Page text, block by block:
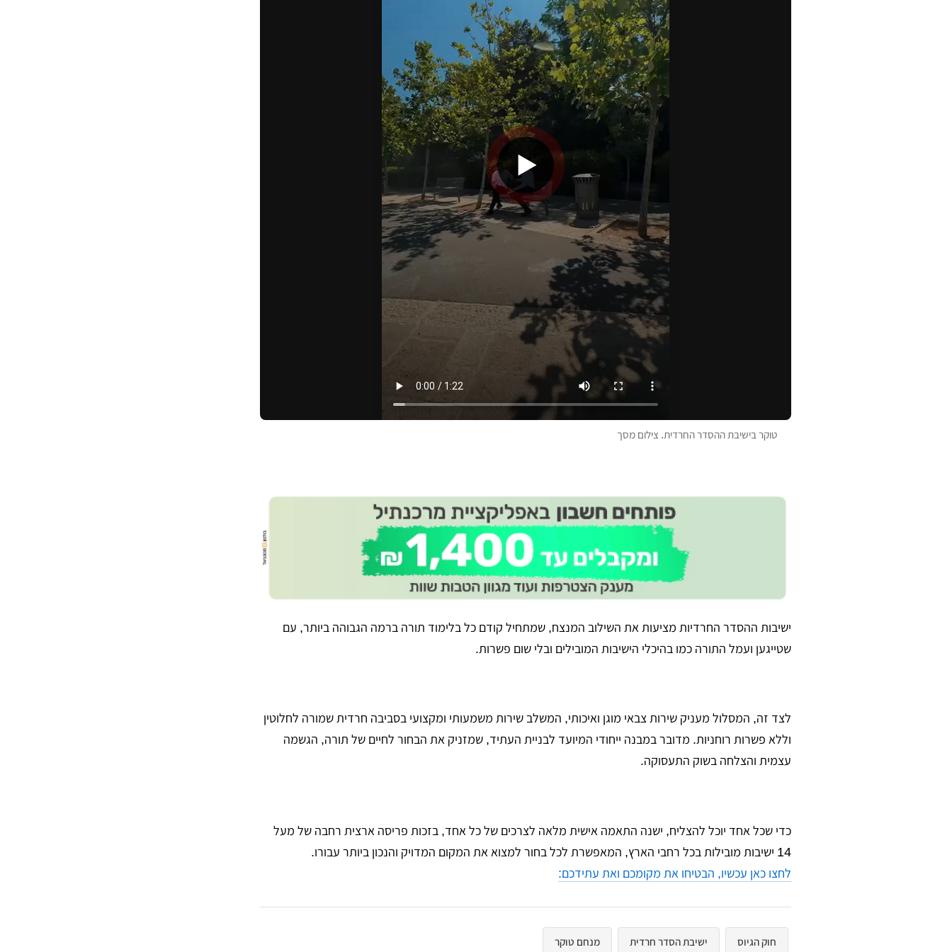
טוקר בישיבת ההסדר החרדית. צילום מסך
ישיבות ההסדר החרדיות מציעות את השילוב המנצח, שמתחיל קודם כל בלימוד תורה ברמה הגבוהה ביותר, עם
שטייגען ועמל התורה כמו בהיכלי הישיבות המובילים ובלי שום פשרות.
לצד זה, המסלול מעניק שירות צבאי מוגן ואיכותי, המשלב שירות משמעותי ומקצועי בסביבה חרדית שמורה לחלוטין
וללא פשרות רוחניות. מדובר במבנה ייחודי המיועד לבניית העתיד, שמזניק את הבחור לחיים של תורה, הגשמה
עצמית והצלחה בשוק התעסוקה.
כדי שכל אחד יוכל להצליח, ישנה התאמה אישית מלאה לצרכים של כל אחד, בזכות פריסה ארצית רחבה של מעל
14 ישיבות מובילות בכל רחבי הארץ, המאפשרת לכל בחור למצוא את המקום המדויק והנכון ביותר עבורו.
לחצו כאן עכשיו, הבטיחו את מקומכם ואת עתידכם:
חוק הגיוס ישיבת הסדר חרדית מנחם טוקר